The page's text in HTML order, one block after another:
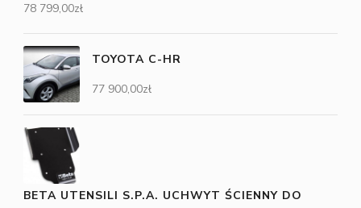
78 799,00zł
TOYOTA C-HR
77 900,00zł
BETA UTENSILI S.P.A. UCHWYT ŚCIENNY DO